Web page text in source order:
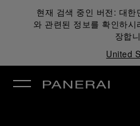
현재 검색 중인 버전: 대한
와 관련된 정보를 확인하
장합
United